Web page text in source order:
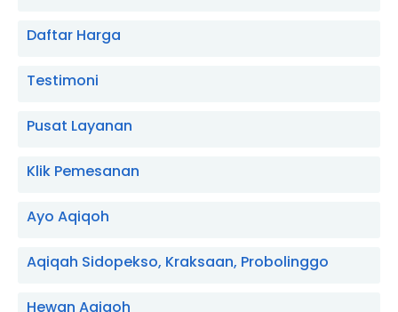
Daftar Harga
Testimoni
Pusat Layanan
Klik Pemesanan
Ayo Aqiqoh
Aqiqah Sidopekso, Kraksaan, Probolinggo
Hewan Aqiqoh